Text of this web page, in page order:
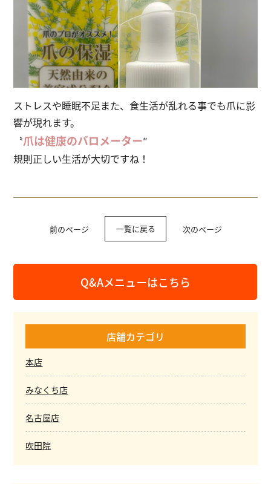
ストレスや睡眠不足また、食生活が乱れる事でも爪に影
響が現れます。
〝爪は健康のバロメーター″
規則正しい生活が大切ですね！
前のページ 一覧に戻る 次のページ
Q&Aメニューはこちら
店舗カテゴリ
本店
みなくち店
名古屋店
吹田院